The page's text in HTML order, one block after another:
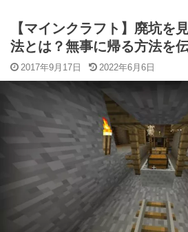
【マインクラフト】廃坑を
法とは？無事に帰る方法を伝
2017年9月17日 2022年6月6日